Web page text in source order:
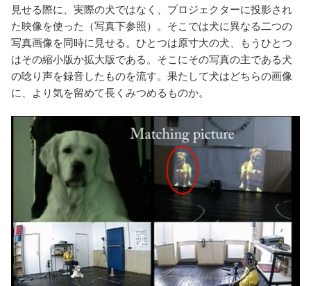
見せる際に、実際の犬ではなく、プロジェクターに投影され
た映像を使った（写真下参照）。そこでは犬に異なる二つの
写真画像を同時に見せる。ひとつは原寸大の犬、もうひとつ
はその縮小版か拡大版である。そこにその写真の主である犬
の唸り声を録音したものを流す。果たして犬はどちらの画像
に、より気を留めて長くみつめるものか。